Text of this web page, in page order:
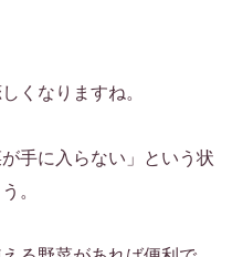
くなりますね。
手に入らない」という状
。